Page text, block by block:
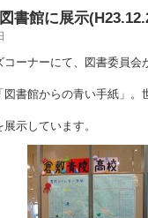
書館に展示
コーナーにて、図書委員会
図書館からの青い手紙」。
示しています。